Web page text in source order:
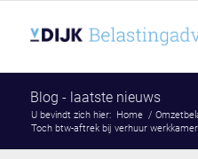
Blog - laatste nieuws
U bevindt zich hier: Home /
Toch btw-aftrek bij verhuur